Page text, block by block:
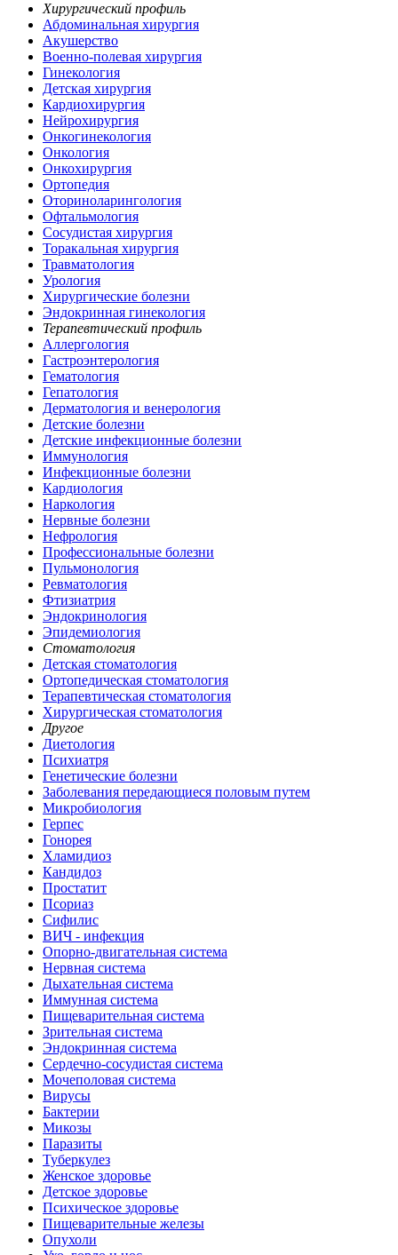
Хирургический профиль
Абдоминальная хирургия
Акушерство
Военно-полевая хирургия
Гинекология
Детская хирургия
Кардиохирургия
Нейрохирургия
Онкогинекология
Онкология
Онкохирургия
Ортопедия
Оториноларингология
Офтальмология
Сосудистая хирургия
Торакальная хирургия
Травматология
Урология
Хирургические болезни
Эндокринная гинекология
Терапевтический профиль
Аллергология
Гастроэнтерология
Гематология
Гепатология
Дерматология и венерология
Детские болезни
Детские инфекционные болезни
Иммунология
Инфекционные болезни
Кардиология
Наркология
Нервные болезни
Нефрология
Профессиональные болезни
Пульмонология
Ревматология
Фтизиатрия
Эндокринология
Эпидемиология
Стоматология
Детская стоматология
Ортопедическая стоматология
Терапевтическая стоматология
Хирургическая стоматология
Другое
Диетология
Психиатря
Генетические болезни
Заболевания передающиеся половым путем
Микробиология
Герпес
Гонорея
Хламидиоз
Кандидоз
Простатит
Псориаз
Сифилис
ВИЧ - инфекция
Опорно-двигательная система
Нервная система
Дыхательная система
Иммунная система
Пищеварительная система
Зрительная система
Эндокринная система
Сердечно-сосудистая система
Мочеполовая система
Вирусы
Бактерии
Микозы
Паразиты
Туберкулез
Женское здоровье
Детское здоровье
Психическое здоровье
Пищеварительные железы
Опухоли